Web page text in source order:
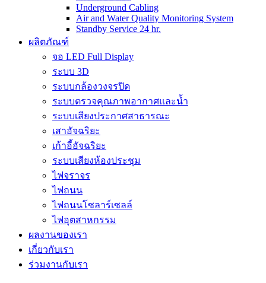
Underground Cabling
Air and Water Quality Monitoring System
Standby Service 24 hr.
ผลิตภัณฑ์
จอ LED Full Display
ระบบ 3D
ระบบกล้องวงจรปิด
ระบบตรวจคุณภาพอากาศและน้ำ
ระบบเสียงประกาศสาธารณะ
เสาอัจฉริยะ
เก้าอี้อัจฉริยะ
ระบบเสียงห้องประชุม
ไฟจราจร
ไฟถนน
ไฟถนนโซลาร์เซลล์
ไฟอุตสาหกรรม
ผลงานของเรา
เกี่ยวกับเรา
ร่วมงานกับเรา